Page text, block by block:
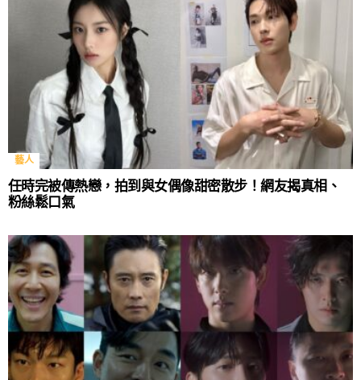
藝人
任時完被傳熱戀，拍到與女偶像甜密散步！網友揭真相、
粉絲鬆口氣